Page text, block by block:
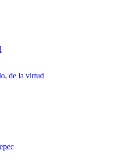
de la virtud